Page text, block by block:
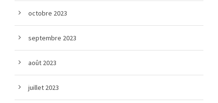
octobre 2023
septembre 2023
août 2023
juillet 2023